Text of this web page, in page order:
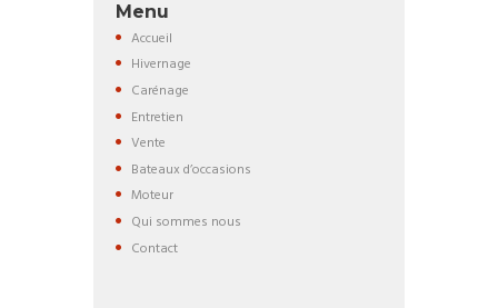
Menu
Accueil
Hivernage
Carénage
Entretien
Vente
Bateaux d’occasions
Moteur
Qui sommes nous
Contact